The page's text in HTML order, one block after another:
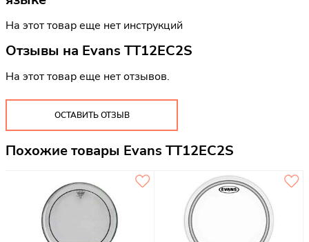
На этот товар еще нет инструкций
Отзывы на Evans TT12EC2S
На этот товар еще нет отзывов.
ОСТАВИТЬ ОТЗЫВ
Похожие товары Evans TT12EC2S